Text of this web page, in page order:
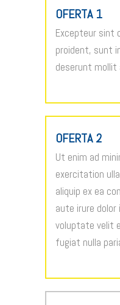
OFERTA 1
Excepteur sint
proident, sunt
deserunt mollit
OFERTA 2
Ut enim ad
exercitation
aliquip ex ea
aute irure dolor
voluptate velit
fugiat nulla